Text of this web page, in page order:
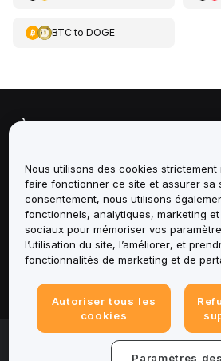
BTCto DOGE
À propos de
Services
Assistance
Produits
Mentions légales
© 2025-2026 Bybit.eu. All rights
Nous utilisons des cookies
faire fonctionner ce site et assurer sa
consentement, nous utilisons
fonctionnels, analytiques, marketing
sociaux pour mémoriser vos
l’utilisation du site, l’améliorer, et
fonctionnalités de marketing et de
Autoriser tous les
cookies
Paramètres des